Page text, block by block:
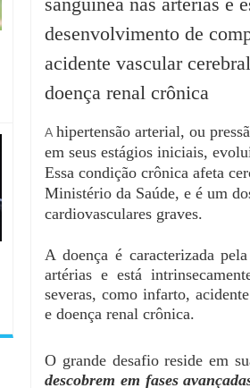
desenvolvimento de
acidente vascular
doença renal crônica
A hipertensão arterial, ou
em seus estágios iniciais,
Essa​​​ ​condição crônica​​ ​​afeta
Ministério da Saúde, ​​e é​​ um
cardiovasculares graves.
A doença é caracterizada
artérias e está
severas, como infarto,
e doença renal crônica.
O grande desafio reside em
descobrem em fases